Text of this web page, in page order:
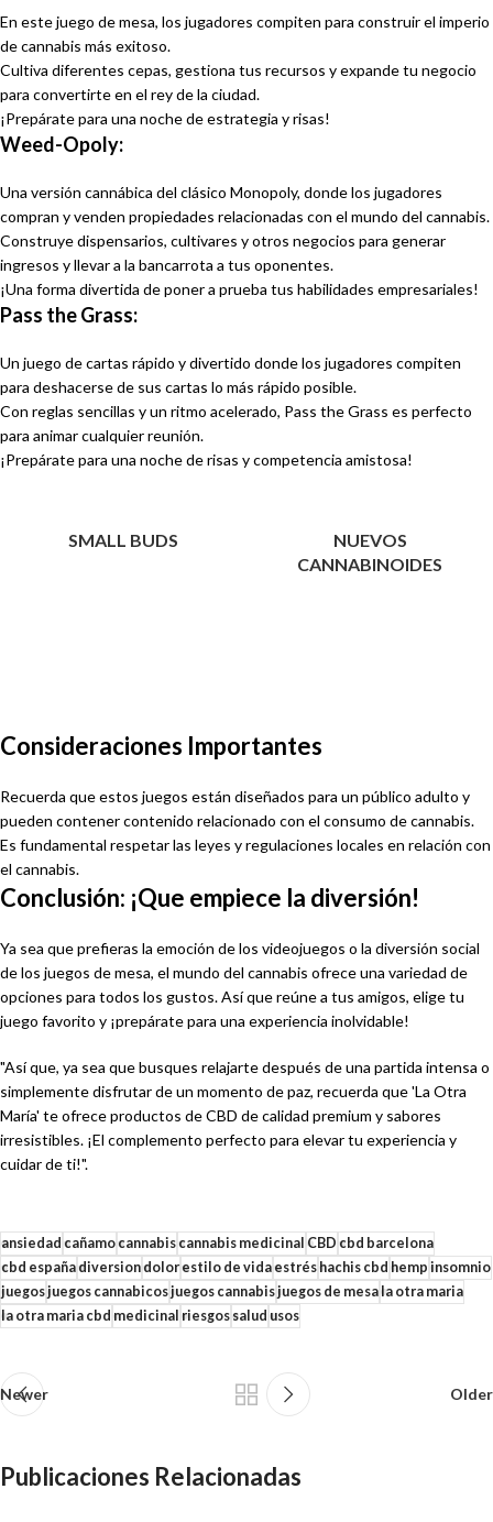
En este juego de mesa, los jugadores compiten para construir el imperio
de cannabis más exitoso.
Cultiva diferentes cepas, gestiona tus recursos y expande tu negocio
para convertirte en el rey de la ciudad.
¡Prepárate para una noche de estrategia y risas!
Weed-Opoly:
Una versión cannábica del clásico Monopoly, donde los jugadores
compran y venden propiedades relacionadas con el mundo del cannabis.
Construye dispensarios, cultivares y otros negocios para generar
ingresos y llevar a la bancarrota a tus oponentes.
¡Una forma divertida de poner a prueba tus habilidades empresariales!
Pass the Grass:
Un juego de cartas rápido y divertido donde los jugadores compiten
para deshacerse de sus cartas lo más rápido posible.
Con reglas sencillas y un ritmo acelerado, Pass the Grass es perfecto
para animar cualquier reunión.
¡Prepárate para una noche de risas y competencia amistosa!
SMALL BUDS
NUEVOS
CANNABINOIDES
Consideraciones Importantes
Recuerda que estos juegos están diseñados para un público adulto y
pueden contener contenido relacionado con el consumo de cannabis.
Es fundamental respetar las leyes y regulaciones locales en relación con
el cannabis.
Conclusión: ¡Que empiece la diversión!
Ya sea que prefieras la emoción de los videojuegos o la diversión social
de los juegos de mesa, el mundo del cannabis ofrece una variedad de
opciones para todos los gustos. Así que reúne a tus amigos, elige tu
juego favorito y ¡prepárate para una experiencia inolvidable!
"Así que, ya sea que busques relajarte después de una partida intensa o
simplemente disfrutar de un momento de paz, recuerda que 'La Otra
María' te ofrece productos de CBD de calidad premium y sabores
irresistibles. ¡El complemento perfecto para elevar tu experiencia y
cuidar de ti!".
ansiedad cañamocannabiscannabis medicinal CBD cbd barcelona
cbd españadiversiondolorestilo de vidaestréshachis cbd hemp insomnio
juegosjuegos cannabicosjuegos cannabisjuegos de mesala otra maria
la otra maria cbd medicinal riesgossalud usos
Newer Older
Publicaciones Relacionadas